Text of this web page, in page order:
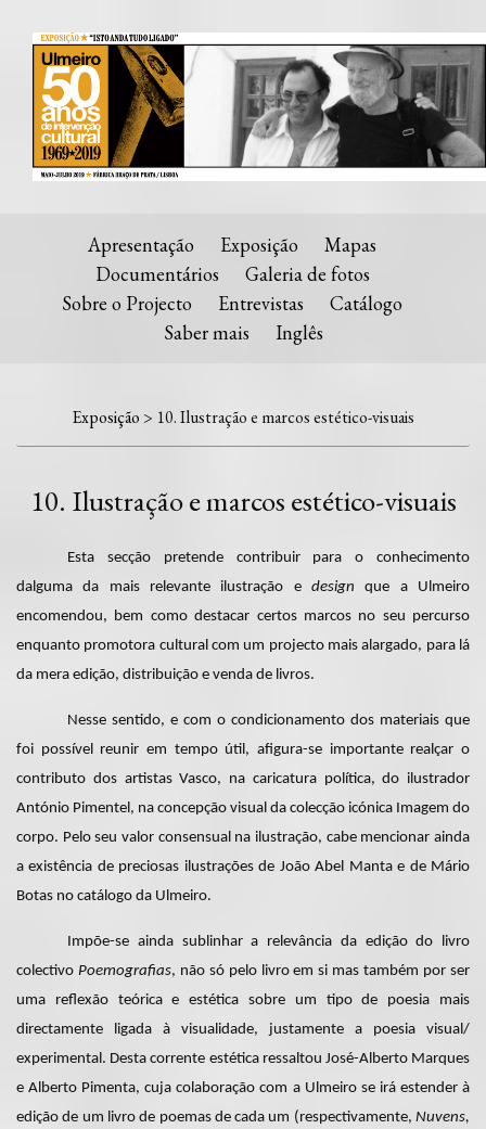
Apresentação Exposição
Mapas
Documentários
Galeria de fotos
Sobre o Projecto
Entrevistas
Catálogo
Saber mais
Inglês
Exposição > 10. Ilustração e marcos estético-visuais
10. Ilustração e marcos estético-visuais
Esta secção pretende contribuir para o conhecimento
dalguma da mais relevante ilustração e design que a Ulmeiro
encomendou, bem como destacar certos marcos no seu percurso
enquanto promotora cultural com um projecto mais alargado, para lá
da mera edição, distribuição e venda de livros.
Nesse sentido, e com o condicionamento dos materiais que
foi possível reunir em tempo útil, afigura-se importante realçar o
contributo dos artistas Vasco, na caricatura política, do ilustrador
António Pimentel, na concepção visual da colecção icónica Imagem do
corpo. Pelo seu valor consensual na ilustração, cabe mencionar ainda
a existência de preciosas ilustrações de João Abel Manta e de Mário
Botas no catálogo da Ulmeiro.
Impõe-se ainda sublinhar a relevância da edição do livro
colectivo Poemografias, não só pelo livro em si mas também por ser
uma reflexão teórica e estética sobre um tipo de poesia mais
directamente ligada à visualidade, justamente a poesia visual/
experimental. Desta corrente estética ressaltou José-Alberto Marques
e Alberto Pimenta, cuja colaboração com a Ulmeiro se irá estender à
edição de um livro de poemas de cada um (respectivamente, Nuvens,